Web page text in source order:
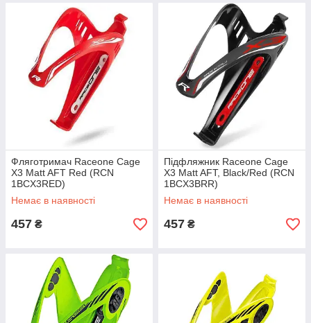
Фляготримач Raceone Cage
X3 Matt AFT Red (RCN
1BCX3RED)
Немає в наявності
457 ₴
Підфляжник Raceone Cage
X3 Matt AFT, Black/Red (RCN
1BCX3BRR)
Немає в наявності
457 ₴